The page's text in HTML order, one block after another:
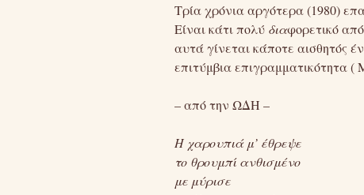
Τρία χρόνια αργότερα (1980)
Είναι κάτι πολύ διαφορετικό
αυτά γίνεται κάποτε αισθητός
επιτύμβια
– από την ΩΔΗ –
Η χαρουπιά μ’ έθρεψε
το θρουμπί ανθισμένο
με μύρισε